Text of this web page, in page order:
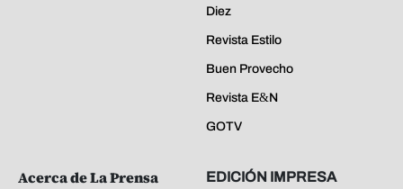
Diez
Revista Estilo
Buen Provecho
Revista E&N
GOTV
Acerca de La Prensa EDICIÓN IMPRESA